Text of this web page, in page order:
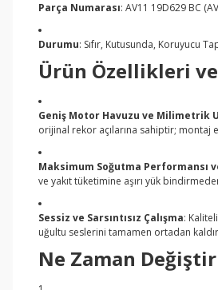
Parça Numarası: AV11 19D629 BC
Durumu: Sıfır, Kutusunda, Koruyucu
Ürün Özellikleri
Geniş Motor Havuzu ve Milimetrik
orijinal rekor açılarına sahiptir; montaj
Maksimum Soğutma Performansı
ve yakıt tüketimine aşırı yük
Sessiz ve Sarsıntısız Çalışma:
uğultu seslerini tamamen ortadan
Ne Zaman